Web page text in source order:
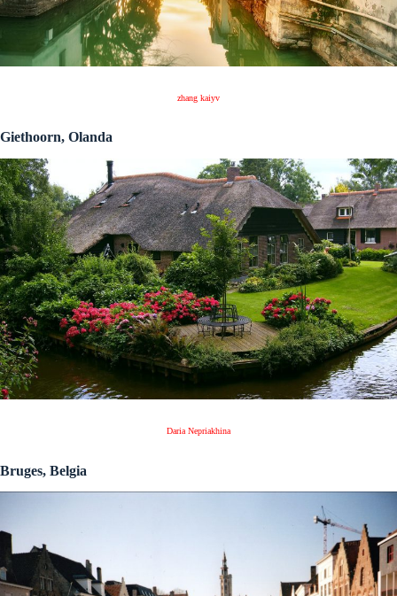
zhang kaiyv
Giethoorn, Olanda
Daria Nepriakhina
Bruges, Belgia